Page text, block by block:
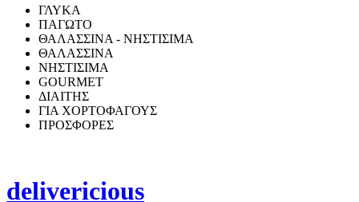
ΓΛΥΚΑ
ΠΑΓΩΤΟ
ΘΑΛΑΣΣΙΝΑ - ΝΗΣΤΙΣΙΜΑ
ΘΑΛΑΣΣΙΝΑ
ΝΗΣΤΙΣΙΜΑ
GOURMET
ΔΙΑΙΤΗΣ
ΓΙΑ ΧΟΡΤΟΦΑΓΟΥΣ
ΠΡΟΣΦΟΡΕΣ
delivericious